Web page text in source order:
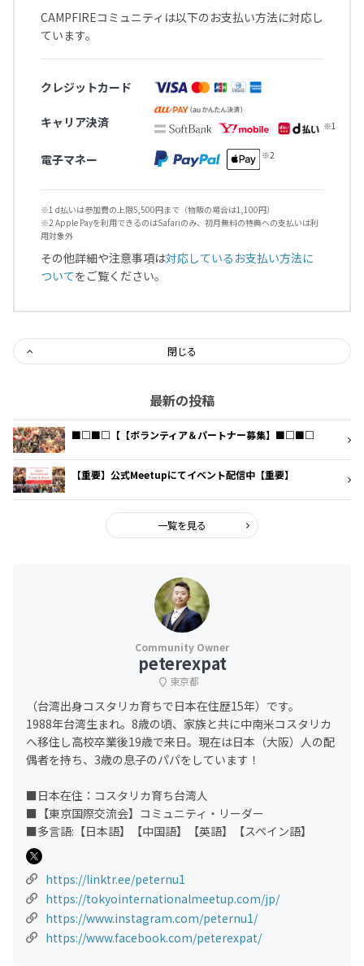
CAMPFIREコミュニティは以下のお支払い方法に対応し
ています。
クレジットカード
キャリア決済
電子マネー
※1 d払いは参加費の上限5,500円まで（物販の場合は1,100円）
※2 Apple Payを利用できるのはSafariのみ、初月無料の特典への支払いは利
用対象外
その他詳細や注意事項は対応しているお支払い方法に
ついてをご覧ください。
閉じる
最新の投稿
■□■□【【ボランティア＆パートナー募集】■□■□
【重要】公式Meetupにてイベント配信中【重要】
一覧を見る
peterexpat
東京都
（台湾出身コスタリカ育ちで日本在住歴15年）です。
1988年台湾生まれ。8歳の頃、家族と共に中南米コスタリカ
へ移住し高校卒業後19歳で来日。現在は日本（大阪）人の配
偶者を持ち、3歳の息子のパパをしています！
■日本在住：コスタリカ育ち台湾人
■【東京国際交流会】コミュニティ・リーダー
■多言語:【日本語】【中国語】【英語】【スペイン語】
https://linktr.ee/peternu1
https://tokyointernationalmeetup.com/jp/
https://www.instagram.com/peternu1/
https://www.facebook.com/peterexpat/